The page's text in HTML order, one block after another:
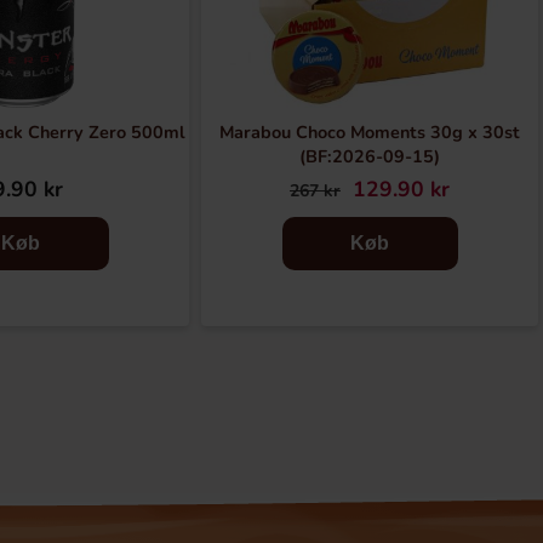
Cherry Zero 500ml
kr
Køb
Marabou Choco Moments 30g x 30st
(BF:2026-09-15)
267 kr 129.90 kr
Køb